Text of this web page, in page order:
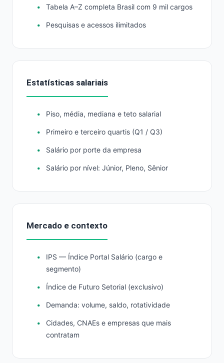
Tabela A–Z completa Brasil com 9 mil cargos
Pesquisas e acessos ilimitados
Estatísticas salariais
Piso, média, mediana e teto salarial
Primeiro e terceiro quartis (Q1 / Q3)
Salário por porte da empresa
Salário por nível: Júnior, Pleno, Sênior
Mercado e contexto
IPS — Índice Portal Salário (cargo e
segmento)
Índice de Futuro Setorial (exclusivo)
Demanda: volume, saldo, rotatividade
Cidades, CNAEs e empresas que mais
contratam